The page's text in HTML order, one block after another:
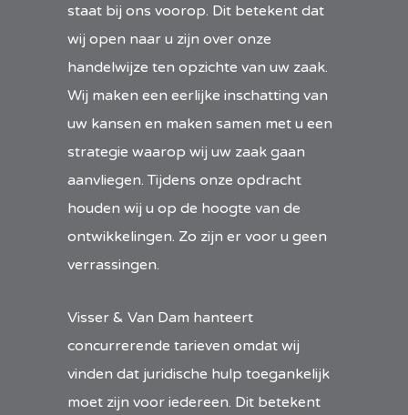
staat bij ons voorop. Dit betekent dat
wij open naar u zijn over onze
handelwijze ten opzichte van uw zaak.
Wij maken een eerlijke inschatting van
uw kansen en maken samen met u een
strategie waarop wij uw zaak gaan
aanvliegen. Tijdens onze opdracht
houden wij u op de hoogte van de
ontwikkelingen. Zo zijn er voor u geen
verrassingen.
Visser & Van Dam hanteert
concurrerende tarieven omdat wij
vinden dat juridische hulp toegankelijk
moet zijn voor iedereen. Dit betekent